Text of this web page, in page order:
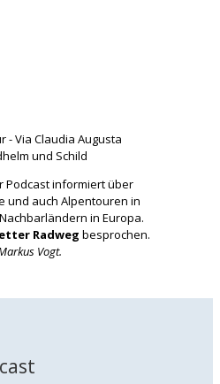
Podcast informiert über
und auch Alpentouren in
in Europa.
Radweg besprochen.
Vogt.